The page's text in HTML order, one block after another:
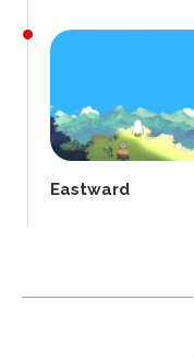
Eastward